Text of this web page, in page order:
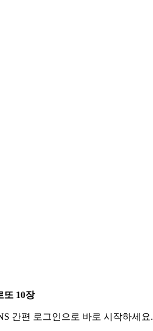
또 10장
간편 로그인으로 바로 시작하세요.